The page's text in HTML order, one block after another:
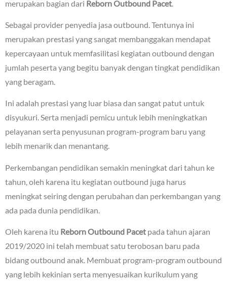
merupakan bagian dari Reborn Outbound Pacet
Sebagai provider penyedia jasa outbound. Tentunya ini
merupakan prestasi yang sangat membanggakan mendapat
kepercayaan untuk memfasilitasi kegiatan outbound dengan
jumlah peserta yang begitu banyak dengan tingkat pendidikan
yang beragam.
Ini adalah prestasi yang luar biasa dan sangat patut untuk
disyukuri. Serta menjadi pemicu untuk lebih meningkatkan
pelayanan serta penyusunan program-program baru yang
lebih menarik dan menantang.
Perkembangan pendidikan semakin meningkat dari tahun ke
tahun, oleh karena itu kegiatan outbound juga harus
meningkat seiring dengan perubahan dan perkembangan yang
ada pada dunia pendidikan.
Oleh karena itu Reborn Outbound Pacet pada tahun ajaran
2019/2020 ini telah membuat satu terobosan baru pada
bidang outbound anak. Membuat program-program outbound
yang lebih kekinian serta menyesuaikan kurikulum yang